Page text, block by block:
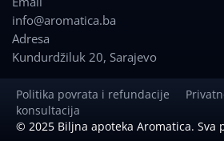
info@aromatica.ba
Adresa
Kundurdžiluk 20, Sarajevo
© 2025 Biljna apoteka Aromatica. Sva
Politika povrata i refundacije
konsultacija